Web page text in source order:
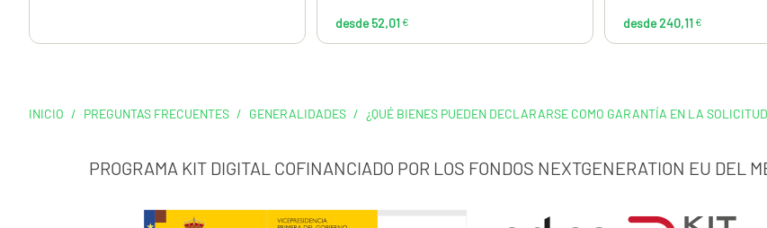
desde 52,01 € desde 240,11 €
INICIO / PREGUNTAS FRECUENTES / GENERALIDADES / ¿QUÉ BIENES PUEDEN DECLARARSE COMO GARANTÍA EN LA
PROGRAMA KIT DIGITAL COFINANCIADO POR LOS FONDOS NEXTGENERATION EU DEL